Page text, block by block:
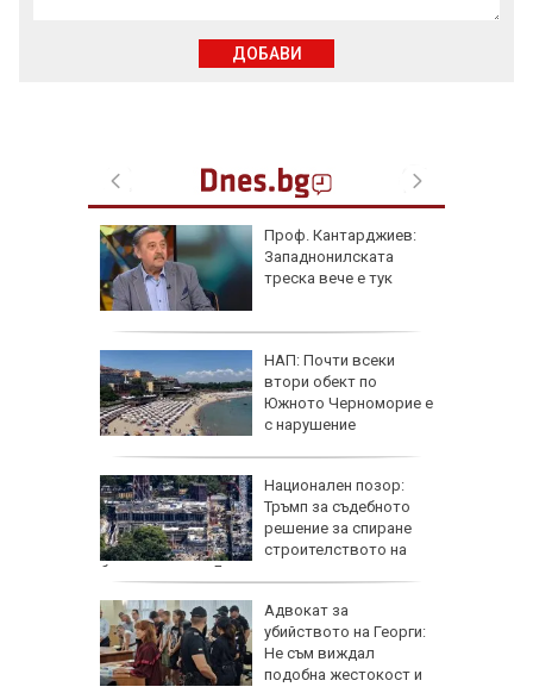
Проф. Кантарджиев:
Западнонилската
треска вече е тук
НАП: Почти всеки
втори обект по
Южното Черноморие е
с нарушение
Национален позор:
Тръмп за съдебното
решение за спиране
строителството на
балната зала в Белия дом
Адвокат за
убийството на Георги:
Не съм виждал
подобна жестокост и
ДОБАВИ